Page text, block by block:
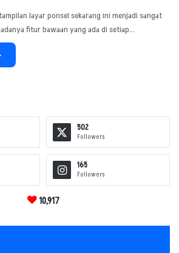
layar ponsel sekarang ini menjadi sangat
fitur bawaan yang ada di setiap…
502
Followers
165
Followers
10,917